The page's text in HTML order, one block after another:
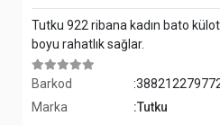
Tutku 922 ribana kadın bato
boyu rahatlık sağlar.
Barkod
Marka
:Tutku